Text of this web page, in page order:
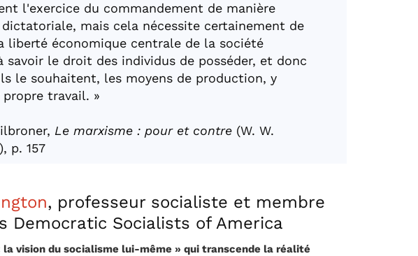
l'exercice du commandement de manière
mais cela nécessite certainement de
liberté économique centrale de la société
savoir le droit des individus de posséder, et donc
le souhaitent, les moyens de production, y
travail. »
Le marxisme : pour et contre (W. W.
p. 157
, professeur socialiste et membre
Democratic Socialists of America
la vision du socialisme lui-même » qui transcende la réalité